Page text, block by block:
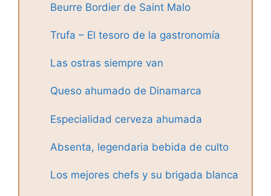
Beurre Bordier de Saint Malo
Trufa – El tesoro de la gastronomía
Las ostras siempre van
Queso ahumado de Dinamarca
Especialidad cerveza ahumada
Absenta, legendaria bebida de culto
Los mejores chefs y su brigada blanca